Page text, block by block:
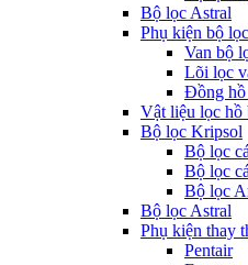
Bộ lọc Astral
Phụ kiện bộ lọc
Van bộ
Lõi lọc
Đồng hồ
Vật liệu lọc hồ
Bộ lọc Kripsol
Bộ lọc
Bộ lọc
Bộ lọc
Bộ lọc Astral
Phụ kiện thay
Pentair